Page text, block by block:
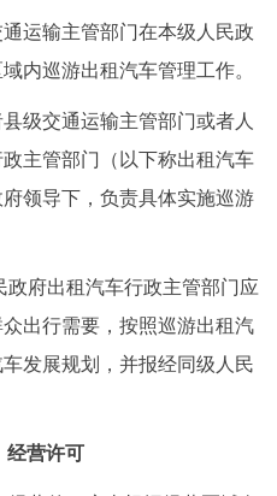
输主管部门在本级人民政
内巡游出租汽车管理工作。
交通运输主管部门或者人
主管部门（以下称出租汽车
领导下，负责具体实施巡游
府出租汽车行政主管部门应
出行需要，按照巡游出租汽
发展规划，并报经同级人民
营许可